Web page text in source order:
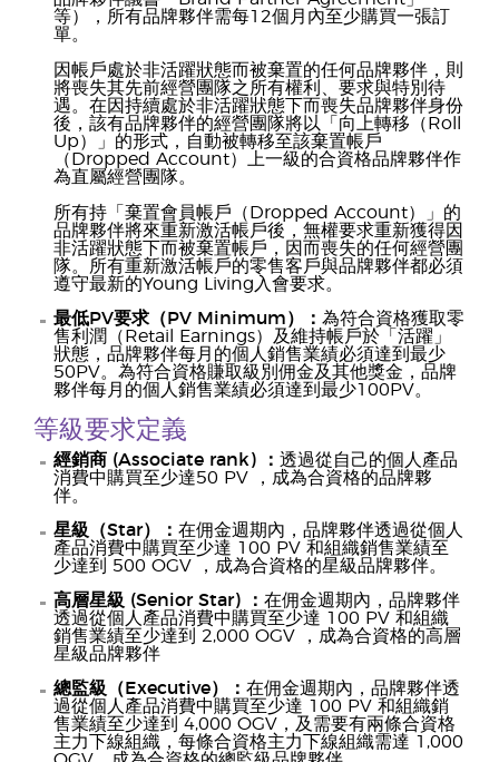
等），所有品牌夥伴需每12個月內至少購買一張訂
單。
因帳戶處於非活躍狀態而被棄置的任何品牌夥伴，則
將喪失其先前經營團隊之所有權利、要求與特別待
遇。在因持續處於非活躍狀態下而喪失品牌夥伴身份
後，該有品牌夥伴的經營團隊將以「向上轉移（Roll
Up）」的形式，自動被轉移至該棄置帳戶
（Dropped Account）上一級的合資格品牌夥伴作
為直屬經營團隊。
所有持「棄置會員帳戶（Dropped Account）」的
品牌夥伴將來重新激活帳戶後，無權要求重新獲得因
非活躍狀態下而被棄置帳戶，因而喪失的任何經營團
隊。所有重新激活帳戶的零售客戶與品牌夥伴都必須
遵守最新的Young Living入會要求。
最低PV要求（PV Minimum）： 為符合資格獲取零
售利潤（Retail Earnings）及維持帳戶於「活躍」
狀態，品牌夥伴每月的個人銷售業績必須達到最少
50PV。為符合資格賺取級別佣金及其他獎金，品牌
夥伴每月的個人銷售業績必須達到最少100PV。
等級要求定義
經銷商 (Associate rank) ： 透過從自己的個人產品
消費中購買至少達50 PV ，成為合資格的品牌夥
伴。
星級（Star）： 在佣金週期內，品牌夥伴透過從個人
產品消費中購買至少達 100 PV 和組織銷售業績至
少達到 500 OGV ，成為合資格的星級品牌夥伴。
高層星級 (Senior Star) ： 在佣金週期內，品牌夥伴
透過從個人產品消費中購買至少達 100 PV 和組織
銷售業績至少達到 2,000 OGV ，成為合資格的高層
星級品牌夥伴
總監級（Executive）： 在佣金週期內，品牌夥伴透
過從個人產品消費中購買至少達 100 PV 和組織銷
售業績至少達到 4,000 OGV，及需要有兩條合資格
主力下線組織，每條合資格主力下線組織需達 1,000